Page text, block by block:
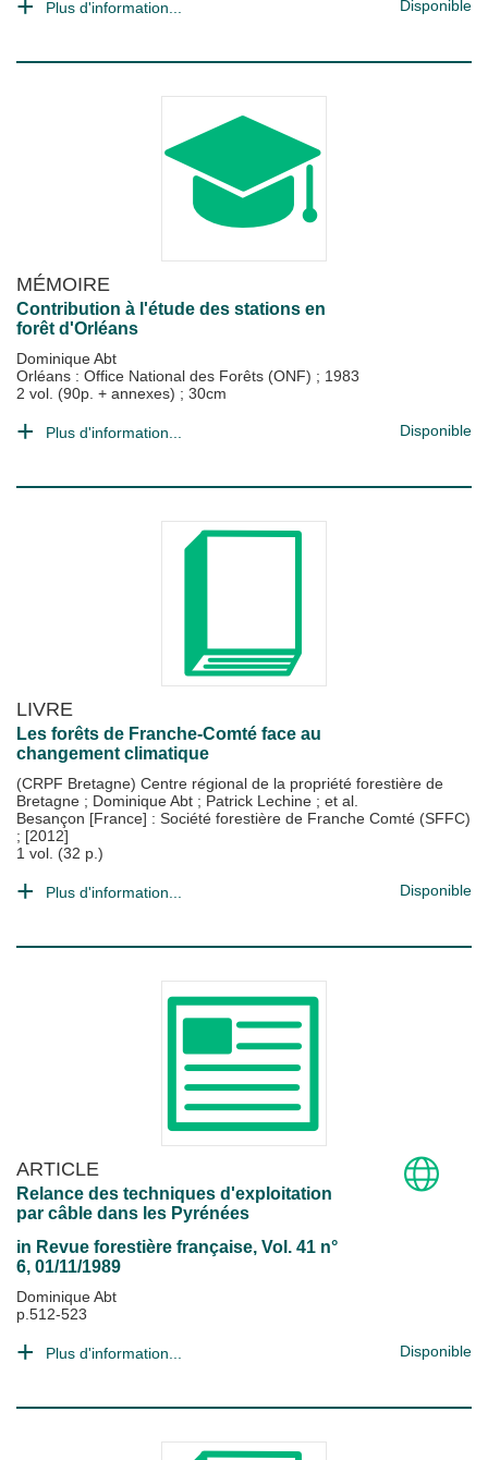
Plus d'information... Disponible
MÉMOIRE
Contribution à l'étude des stations en
forêt d'Orléans
Dominique Abt
Orléans : Office National des Forêts (ONF) ; 1983
2 vol. (90p. + annexes) ; 30cm
Plus d'information... Disponible
LIVRE
Les forêts de Franche-Comté face au
changement climatique
(CRPF Bretagne) Centre régional de la propriété forestière de
Bretagne ; Dominique Abt ; Patrick Lechine ; et al.
Besançon [France] : Société forestière de Franche Comté (SFFC)
; [2012]
1 vol. (32 p.)
Plus d'information... Disponible
ARTICLE
Relance des techniques d'exploitation
par câble dans les Pyrénées
in Revue forestière française, Vol. 41 n°
6, 01/11/1989
Dominique Abt
p.512-523
Plus d'information... Disponible